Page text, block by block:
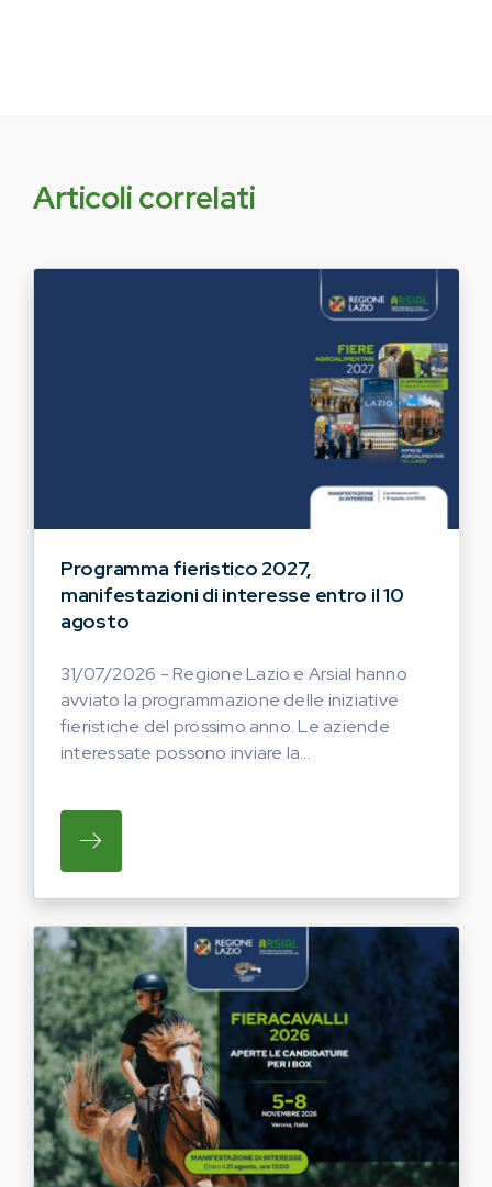
Articoli correlati
Programma fieristico 2027,
manifestazioni di interesse entro il 10
agosto
31/07/2026 - Regione Lazio e Arsial hanno
avviato la programmazione delle iniziative
fieristiche del prossimo anno. Le aziende
interessate possono inviare la...
SU REGIONE LAZIO E ARSIAL HANNO